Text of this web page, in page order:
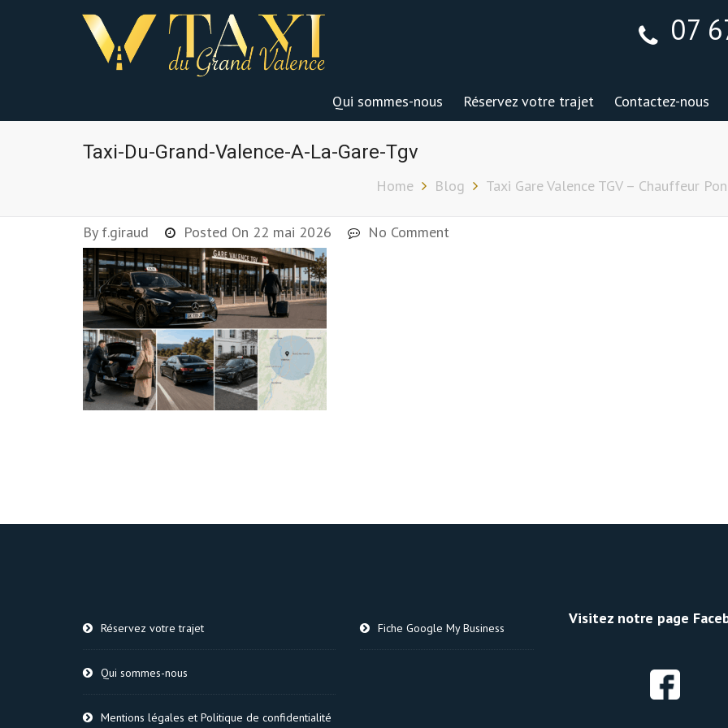
07
Qui sommes-nous Réservez votre trajet Contactez-nous
Taxi-Du-Grand-Valence-A-La-Gare-Tgv
Home Blog Taxi Gare Valence TGV – Chauffeur
By f.giraud Posted On 22 mai 2026 No Comment
Réservez votre trajet
Qui sommes-nous
Mentions légales et Politique de confidentialité
Fiche Google My Business
Visitez notre page